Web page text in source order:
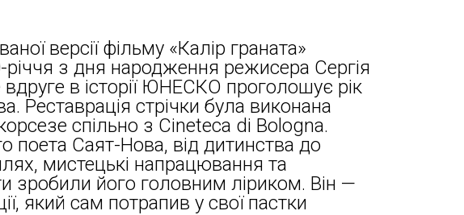
версії фільму «Калір граната»
з дня народження режисера Сергія
в історії ЮНЕСКО проголошує рік
Реставрація стрічки була виконана
спільно з Cineteca di Bologna.
поета Саят-Нова, від дитинства до
мистецькі напрацювання та
зробили його головним ліриком. Він —
який сам потрапив у свої пастки